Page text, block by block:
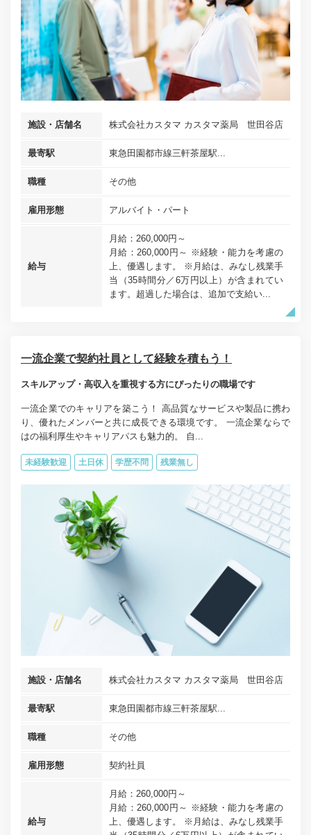
施設・店舗名 株式会社カスタマ カスタマ薬局 世田谷店
最寄駅 東急田園都市線三軒茶屋駅...
職種 その他
雇用形態 アルバイト・パート
給与
月給：260,000円～
月給：260,000円～ ※経験・能力を考慮の
上、優遇します。 ※月給は、みなし残業手
当（35時間分／6万円以上）が含まれてい
ます。超過した場合は、追加で支給い...
一流企業で契約社員として経験を積もう！
スキルアップ・高収入を重視する方にぴったりの職場です
一流企業でのキャリアを築こう！ 高品質なサービスや製品に携わ
り、優れたメンバーと共に成長できる環境です。 一流企業ならで
はの福利厚生やキャリアパスも魅力的。 自...
未経験歓迎 土日休 学歴不問 残業無し
施設・店舗名 株式会社カスタマ カスタマ薬局 世田谷店
最寄駅 東急田園都市線三軒茶屋駅...
職種 その他
雇用形態 契約社員
給与
月給：260,000円～
月給：260,000円～ ※経験・能力を考慮の
上、優遇します。 ※月給は、みなし残業手